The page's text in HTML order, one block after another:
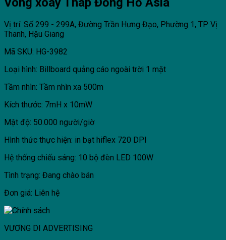
Vị trí: Số 299 - 299A, Đường Trần Hưng Đạo, Phường 1, TP Vị
Thanh, Hậu Giang
Mã SKU: HG-3982
Loại hình: Billboard quảng cáo ngoài trời 1 mặt
Tầm nhìn: Tầm nhìn xa 500m
Kích thước: 7mH x 10mW
Mật độ: 50.000 người/giờ
Hình thức thực hiện: in bạt hiflex 720 DPI
Hệ thống chiếu sáng: 10 bộ đèn LED 100W
Tình trạng: Đang chào bán
Đơn giá: Liên hệ
VƯƠNG DI ADVERTISING